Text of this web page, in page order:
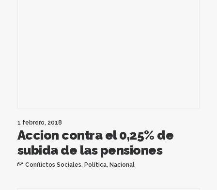
1 febrero, 2018
Accion contra el 0,25% de
subida de las pensiones
Conflictos Sociales, Política, Nacional